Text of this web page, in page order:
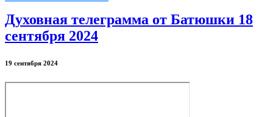
Духовная телеграмма от Батюшки 18
сентября 2024
19 сентября 2024